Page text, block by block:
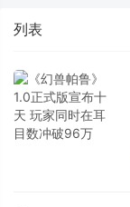
列表